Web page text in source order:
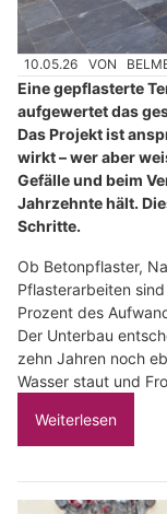
10.05.26 VON
Eine gepflasterte
aufgewertet das
Das Projekt ist
wirkt – wer aber
Gefälle und beim
Jahrzehnte hält.
Schritte.
Ob Betonpflaster,
Pflasterarbeiten
Prozent des
Der Unterbau
zehn Jahren noch
Wasser staut und
Weiterlesen